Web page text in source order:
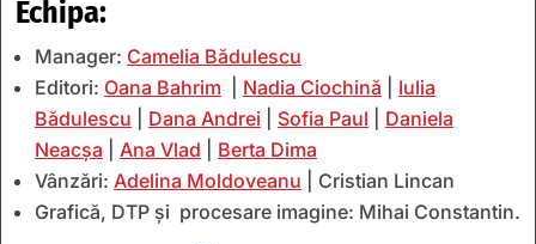
Echipa:
Manager: Camelia Bădulescu
Editori: Oana Bahrim Nadia Ciochină
Iulia
Bădulescu
Dana Andrei Sofia Paul
Daniela
Neacșa
Ana Vlad
Berta Dima
Vânzări: Adelina Moldoveanu | Cristian Lincan
Grafică, DTP și procesare imagine: Mihai Constantin.